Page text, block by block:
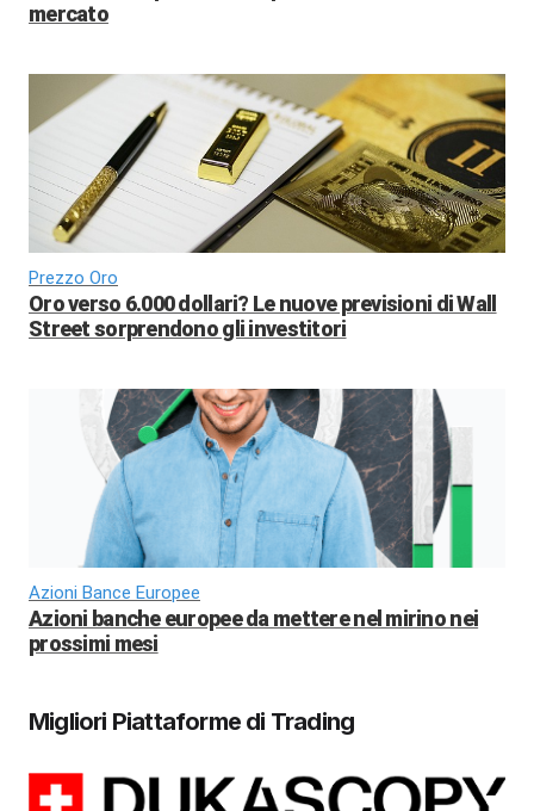
mercato
Prezzo Oro
Oro verso 6.000 dollari? Le nuove previsioni di Wall
Street sorprendono gli investitori
Azioni Bance Europee
Azioni banche europee da mettere nel mirino nei
prossimi mesi
Migliori Piattaforme di Trading